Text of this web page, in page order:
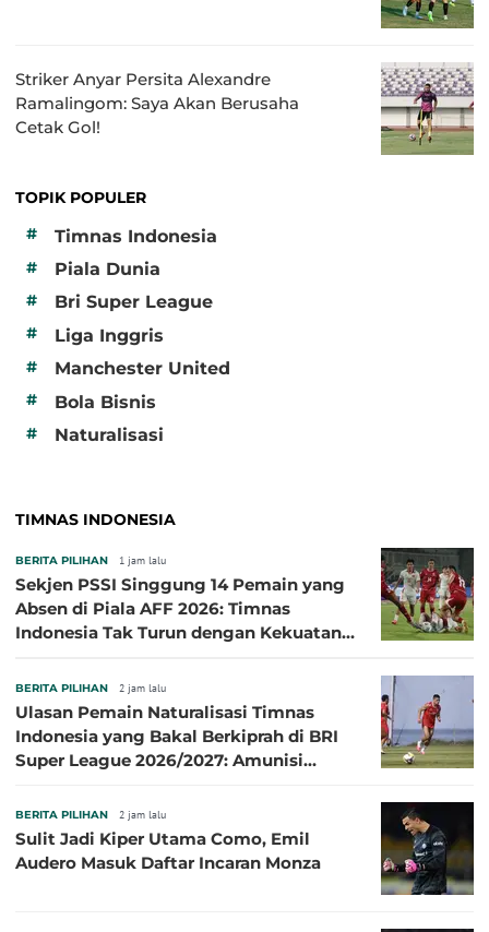
Striker Anyar Persita Alexandre
Ramalingom: Saya Akan Berusaha
Cetak Gol!
TOPIK POPULER
#
Timnas Indonesia
# Piala Dunia
# Bri Super League
# Liga Inggris
# Manchester United
# Bola Bisnis
# Naturalisasi
TIMNAS INDONESIA
BERITA PILIHAN 1 jam lalu
Sekjen PSSI Singgung 14 Pemain yang
Absen di Piala AFF 2026: Timnas
Indonesia Tak Turun dengan Kekuatan
BERITA PILIHAN 2 jam lalu
Ulasan Pemain Naturalisasi Timnas
Indonesia yang Bakal Berkiprah di BRI
Super League 2026/2027: Amunisi
BERITA PILIHAN 2 jam lalu
Sulit Jadi Kiper Utama Como, Emil
Audero Masuk Daftar Incaran Monza